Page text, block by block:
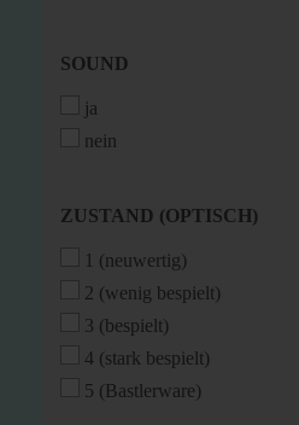
SOUND
SOUND
ja
nein
ZUSTAND
ZUSTAND (OPTISCH)
1 (neuwertig)
2 (wenig bespielt)
3 (bespielt)
4 (stark bespielt)
5 (Bastlerware)